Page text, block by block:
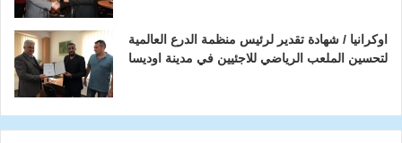
اوكرانيا / شهادة تقدير لرئيس منظمة الدرع العالمية
لتحسين الملعب الرياضي للاجئيين في مدينة اوديسا